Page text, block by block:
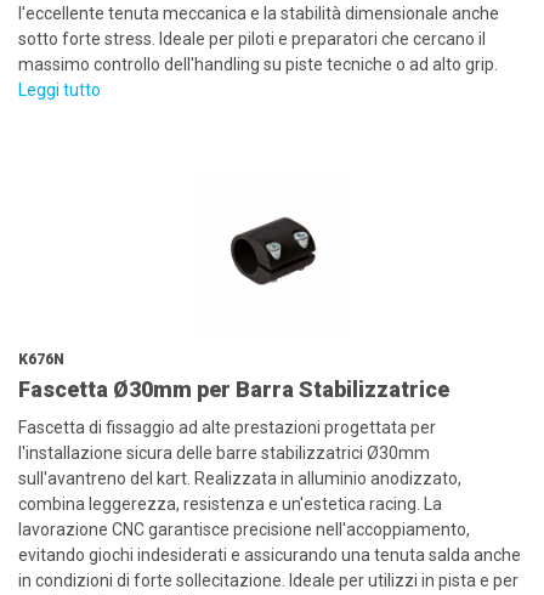
l'eccellente tenuta meccanica e la stabilità dimensionale anche
sotto forte stress. Ideale per piloti e preparatori che cercano il
massimo controllo dell'handling su piste tecniche o ad alto grip.
Leggi tutto
K676N
Fascetta Ø30mm per Barra Stabilizzatrice
Fascetta di fissaggio ad alte prestazioni progettata per
l'installazione sicura delle barre stabilizzatrici Ø30mm
sull'avantreno del kart. Realizzata in alluminio anodizzato,
combina leggerezza, resistenza e un'estetica racing. La
lavorazione CNC garantisce precisione nell'accoppiamento,
evitando giochi indesiderati e assicurando una tenuta salda anche
in condizioni di forte sollecitazione. Ideale per utilizzi in pista e per